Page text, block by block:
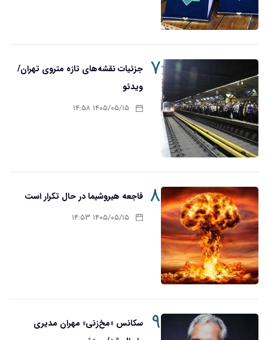
۷
جزئیات نقشه‌های تازه متروی تهران/
ویدئو
۱۴۰۵/۰۵/۱۵ ۱۴:۵۸
۸ فاجعه هیروشیما در حال تکرار است
۱۴۰۵/۰۵/۱۵ ۱۴:۵۳
۹
سکانس «مخ‌زنی» مهران مدیری